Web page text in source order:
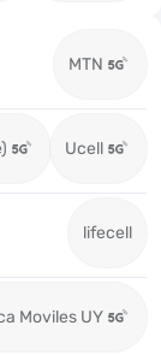
MTN
Ucell
lifecell
Moviles UY